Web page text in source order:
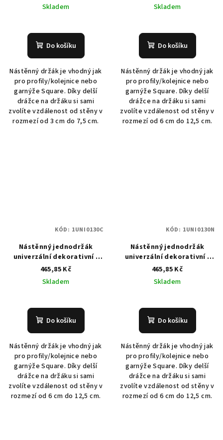
Skladem
Do košíku
Nástěnný držák je vhodný jak
pro profily/kolejnice nebo
garnýže Square. Díky delší
drážce na držáku si sami
zvolíte vzdálenost od stěny v
rozmezí od 3 cm do 7,5 cm.
Skladem
Do košíku
Nástěnný držák je vhodný jak
pro profily/kolejnice nebo
garnýže Square. Díky delší
drážce na držáku si sami
zvolíte vzdálenost od stěny v
rozmezí od 6 cm do 12,5 cm.
Nástěnný jednodržák
univerzální dekorativní -
130 mm - černý
465,85 Kč
Skladem
Do košíku
Nástěnný držák je vhodný jak
pro profily/kolejnice nebo
garnýže Square. Díky delší
drážce na držáku si sami
zvolíte vzdálenost od stěny v
rozmezí od 6 cm do 12,5 cm.
KÓD: 1UNI0130C
Nástěnný jednodržák
univerzální dekorativní -
130 mm - šedý (inox)
465,85 Kč
Skladem
Do košíku
Nástěnný držák je vhodný jak
pro profily/kolejnice nebo
garnýže Square. Díky delší
drážce na držáku si sami
zvolíte vzdálenost od stěny v
rozmezí od 6 cm do 12,5 cm.
KÓD: 1UNI0130N